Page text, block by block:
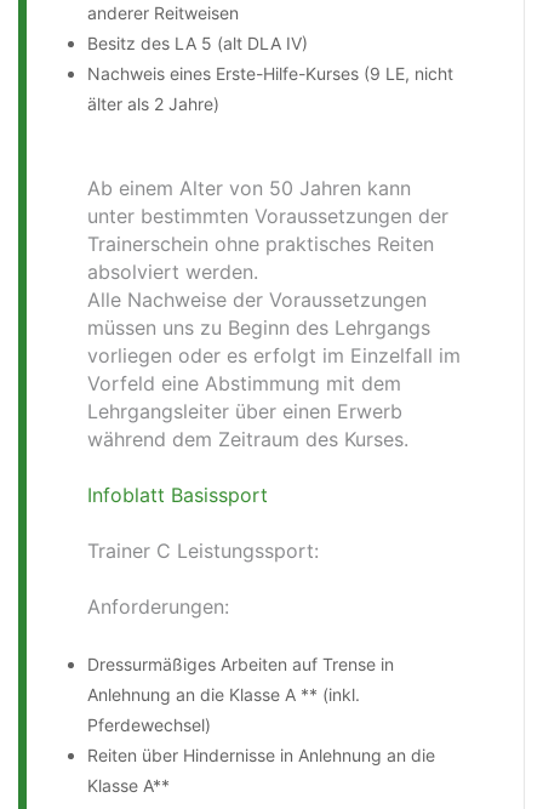
anderer Reitweisen
Besitz des LA 5 (alt DLA IV)
Nachweis eines Erste-Hilfe-Kurses (9 LE, nicht
älter als 2 Jahre)
Ab einem Alter von 50 Jahren kann
unter bestimmten Voraussetzungen der
Trainerschein ohne praktisches Reiten
absolviert werden.
Alle Nachweise der Voraussetzungen
müssen uns zu Beginn des Lehrgangs
vorliegen oder es erfolgt im Einzelfall im
Vorfeld eine Abstimmung mit dem
Lehrgangsleiter über einen Erwerb
während dem Zeitraum des Kurses.
Infoblatt Basissport
Trainer C Leistungssport:
Anforderungen:
Dressurmäßiges Arbeiten auf Trense in
Anlehnung an die Klasse A ** (inkl.
Pferdewechsel)
Reiten über Hindernisse in Anlehnung an die
Klasse A**